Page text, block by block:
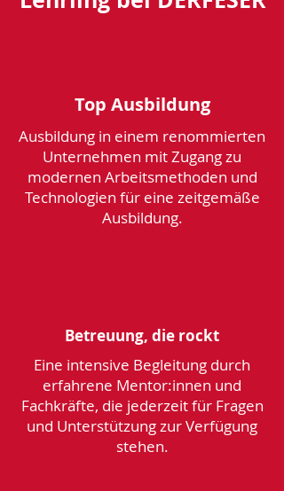
Top Ausbildung
Ausbildung in einem renommierten
Unternehmen mit Zugang zu
modernen Arbeitsmethoden und
Technologien für eine zeitgemäße
Ausbildung.
Betreuung, die rockt
Eine intensive Begleitung durch
erfahrene Mentor:innen und
Fachkräfte, die jederzeit für Fragen
und Unterstützung zur Verfügung
stehen.